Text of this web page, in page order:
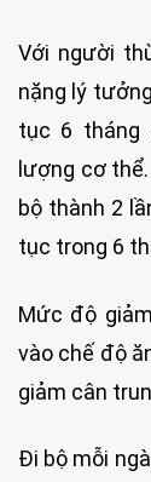
Với người
nặng lý
tục 6 tháng
lượng cơ
bộ thành 2
tục trong 6
Mức độ
vào chế độ
giảm cân
Đi bộ mỗi